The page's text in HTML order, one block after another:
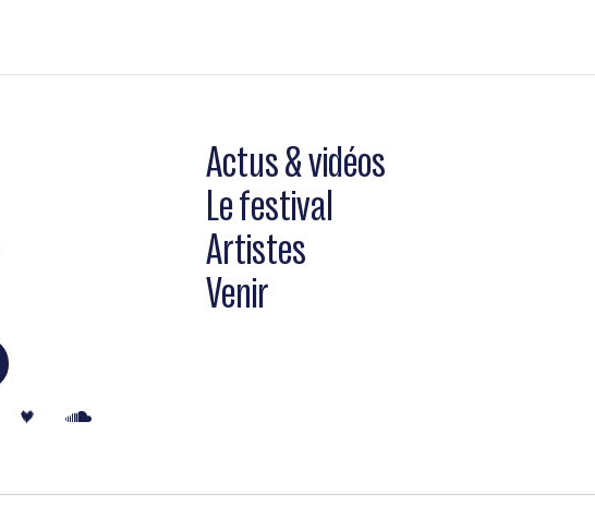
Actus & vidéos
Le festival
Artistes
Venir